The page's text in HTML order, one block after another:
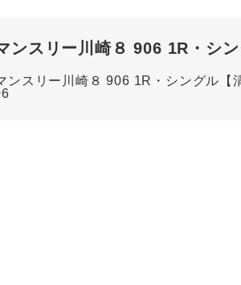
ンスリー川崎８ 906 1R・シ